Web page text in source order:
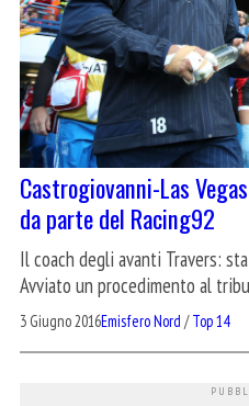
Castrogiovanni-Las
da parte del Racing92
Il coach degli avanti Travers:
Avviato un procedimento al
3 Giugno 2016Emisfero Nord /Top 14